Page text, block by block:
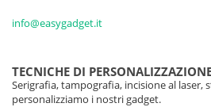
info@easygadget.it
TECNICHE DI
Serigrafia, tampografia, incisione al laser,
personalizziamo i nostri gadget.